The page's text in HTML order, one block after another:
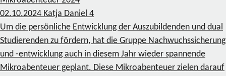
02.10.2024 Katja Daniel 4
Um die persönliche Entwicklung der Auszubildenden und dual
Studierenden zu fördern, hat die Gruppe Nachwuchssicherung
und -entwicklung auch in diesem Jahr wieder spannende
Mikroabenteuer geplant. Diese Mikroabenteuer zielen darauf